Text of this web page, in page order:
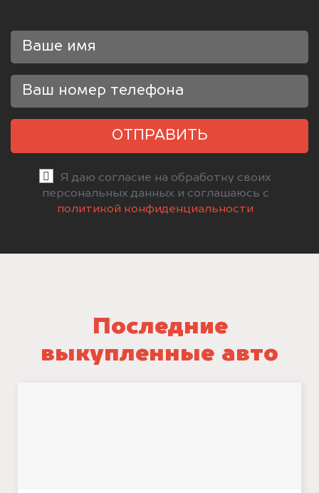
ОТПРАВИТЬ
Я даю согласие на обработку своих
персональных данных и соглашаюсь с
политикой конфиденциальности
Последние
выкупленные авто